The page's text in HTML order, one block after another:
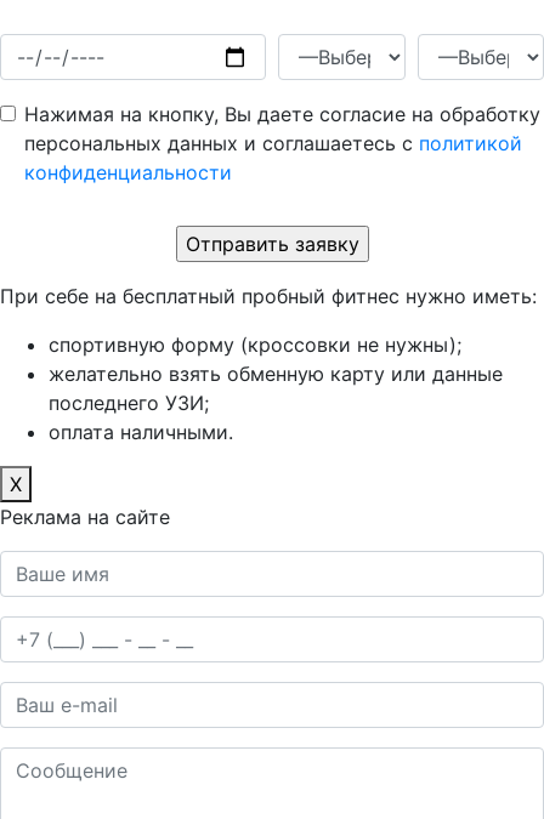
Нажимая на кнопку, Вы даете согласие на обработку
персональных данных и соглашаетесь c политикой
конфиденциальности
При себе на бесплатный пробный фитнес нужно иметь:
спортивную форму (кроссовки не нужны);
желательно взять обменную карту или данные
последнего УЗИ;
оплата наличными.
X
Реклама на сайте